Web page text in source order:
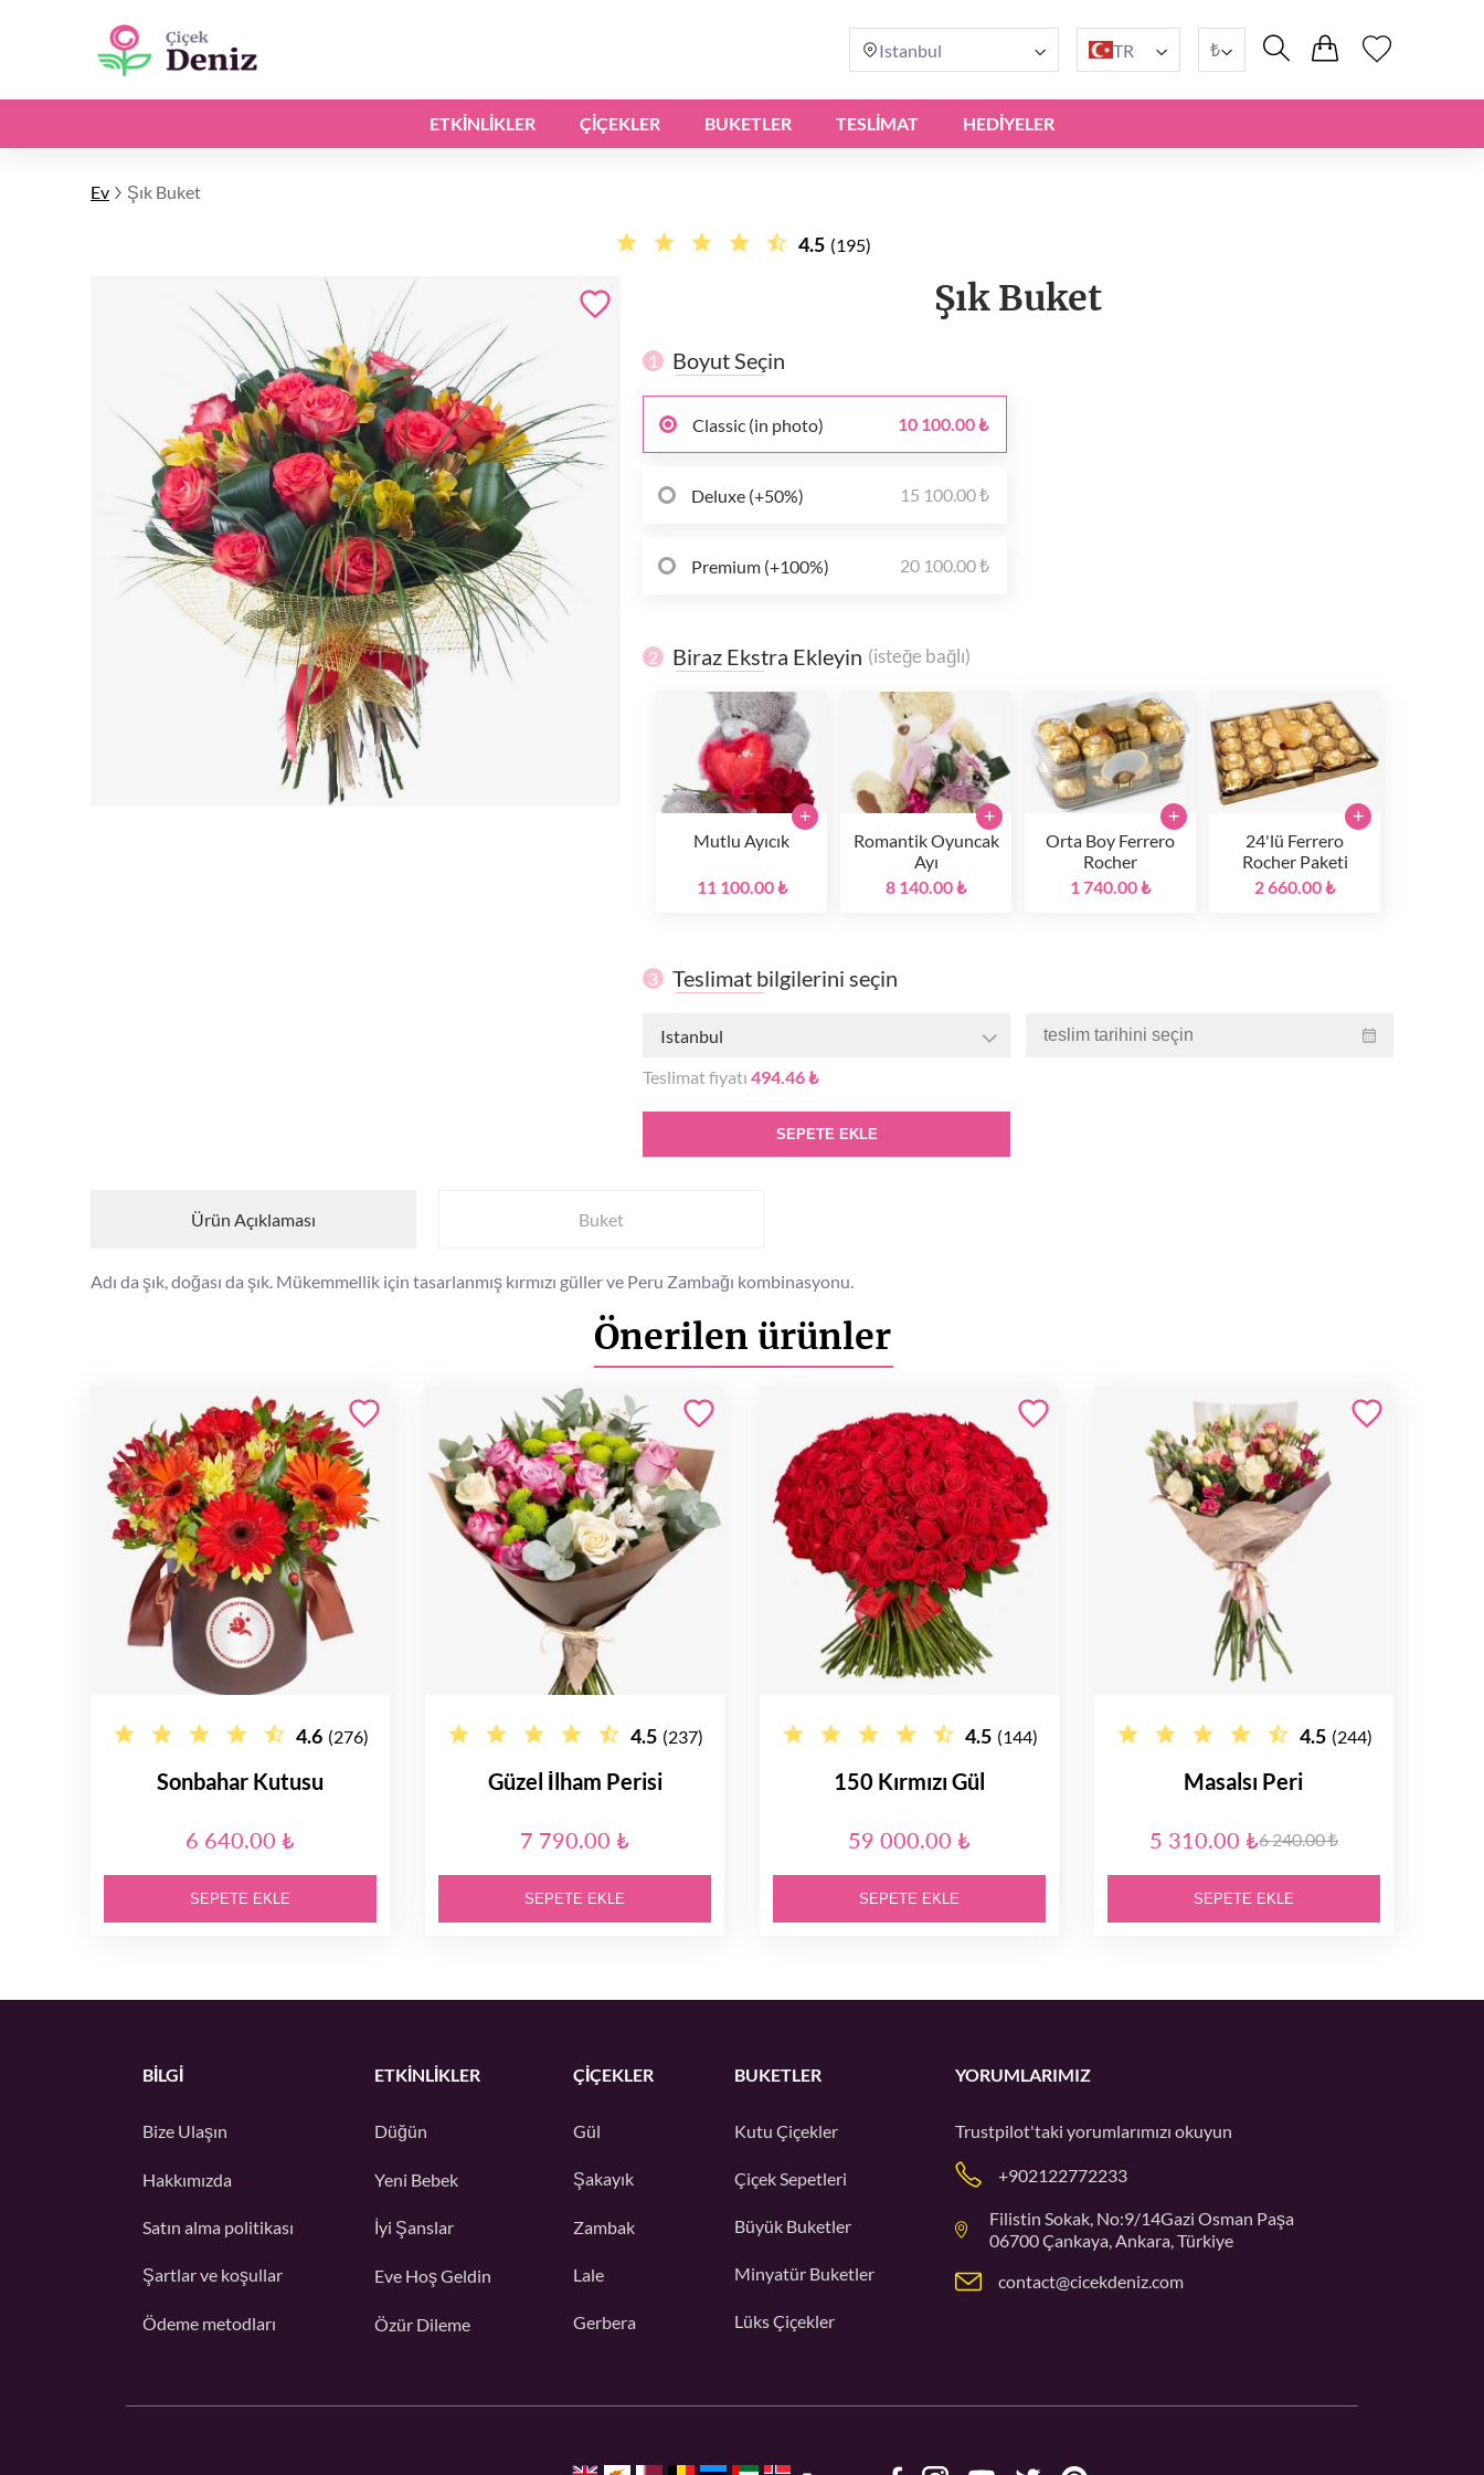
Istanbul TR ₺
ETKINLIKLER ÇIÇEKLER BUKETLER TESLİMAT HEDIYELER
Ev Şık Buket
4.5 (195)
Şık Buket
1 Boyut Seçin
Classic (in photo) 10 100.00 ₺
Deluxe (+50%) 15 100.00 ₺
Premium (+100%) 20 100.00 ₺
2 Biraz Ekstra Ekleyin (isteğe bağlı)
Mutlu Ayıcık
11 100.00 ₺
+
Romantik Oyuncak
Ayı
8 140.00 ₺
+
Orta Boy Ferrero
Rocher
1 740.00 ₺
+
24'lü Ferrero
Rocher Paketi
2 660.00 ₺
+
3 Teslimat bilgilerini seçin
Istanbul
Teslimat fiyatı494.46 ₺
SEPETE EKLE
Ürün Açıklaması Buket
Adı da şık, doğası da şık. Mükemmellik için tasarlanmış kırmızı güller ve Peru Zambağı kombinasyonu.
Önerilen ürünler
4.6 (276)
Sonbahar Kutusu
6 640.00 ₺
SEPETE EKLE
4.5 (237)
Güzel İlham Perisi
7 790.00 ₺
SEPETE EKLE
4.5 (144)
150 Kırmızı Gül
59 000.00 ₺
SEPETE EKLE
4.5 (244)
Masalsı Peri
5 310.00 ₺6 240.00 ₺
SEPETE EKLE
BİLGİ
Bize Ulaşın
Hakkımızda
Satın alma politikası
Şartlar ve koşullar
Ödeme metodları
ETKINLIKLER
Düğün
Yeni Bebek
İyi Şanslar
Eve Hoş Geldin
Özür Dileme
ÇIÇEKLER
Gül
Şakayık
Zambak
Lale
Gerbera
BUKETLER
Kutu Çiçekler
Çiçek Sepetleri
Büyük Buketler
Minyatür Buketler
Lüks Çiçekler
YORUMLARIMIZ
Trustpilot'taki yorumlarımızı okuyun
+902122772233
Filistin Sokak, No:9/14Gazi Osman Paşa
06700 Çankaya, Ankara, Türkiye
contact@cicekdeniz.com